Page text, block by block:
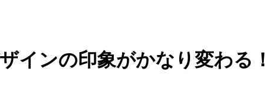
インの印象がかなり変わる